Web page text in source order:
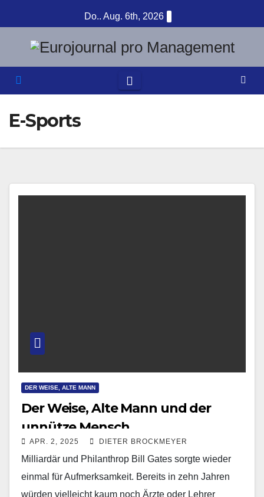
Inhalt
springen
Do.. Aug. 6th, 2026
E-Sports
DER WEISE, ALTE MANN
Der Weise, Alte Mann und der
unnütze Mensch
APR. 2, 2025 DIETER BROCKMEYER
Milliardär und Philanthrop Bill Gates sorgte wieder
einmal für Aufmerksamkeit. Bereits in zehn Jahren
würden vielleicht kaum noch Ärzte oder Lehrer